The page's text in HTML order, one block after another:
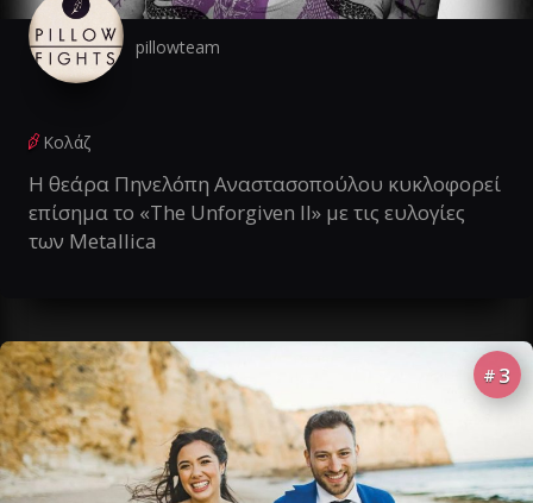
pillowteam
Κολάζ
Η θεάρα Πηνελόπη Αναστασοπούλου κυκλοφορεί
επίσημα το «The Unforgiven II» με τις ευλογίες
των Metallica
# 3